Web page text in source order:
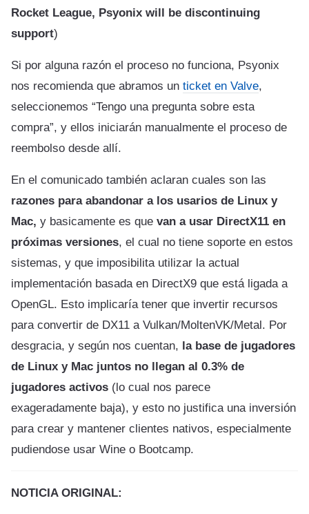
Rocket League, Psyonix will be discontinuing
support)
Si por alguna razón el proceso no funciona, Psyonix
nos recomienda que abramos un ticket en Valve,
seleccionemos “Tengo una pregunta sobre esta
compra”, y ellos iniciarán manualmente el proceso de
reembolso desde allí.
En el comunicado también aclaran cuales son las
razones para abandonar a los usarios de Linux y
Mac, y basicamente es que van a usar DirectX11 en
próximas versiones, el cual no tiene soporte en estos
sistemas, y que imposibilita utilizar la actual
implementación basada en DirectX9 que está ligada a
OpenGL. Esto implicaría tener que invertir recursos
para convertir de DX11 a Vulkan/MoltenVK/Metal. Por
desgracia, y según nos cuentan, la base de jugadores
de Linux y Mac juntos no llegan al 0.3% de
jugadores activos (lo cual nos parece
exageradamente baja), y esto no justifica una inversión
para crear y mantener clientes nativos, especialmente
pudiendose usar Wine o Bootcamp.
NOTICIA ORIGINAL: